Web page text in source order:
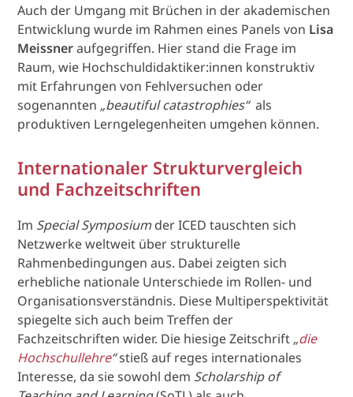
Auch der Umgang mit Brüchen in der akademischen
Entwicklung wurde im Rahmen eines Panels von Lisa
Meissneraufgegriffen. Hier stand die Frage im
Raum, wie Hochschuldidaktiker:innen konstruktiv
mit Erfahrungen von Fehlversuchen oder
sogenannten „beautiful catastrophies“als
produktiven Lerngelegenheiten umgehen können.
Internationaler Strukturvergleich
und Fachzeitschriften
Im Special Symposiumder ICED tauschten sich
Netzwerke weltweit über strukturelle
Rahmenbedingungen aus. Dabei zeigten sich
erhebliche nationale Unterschiede im Rollen- und
Organisationsverständnis. Diese Multiperspektivität
spiegelte sich auch beim Treffen der
Fachzeitschriften wider. Die hiesige Zeitschrift „die
Hochschullehre“stieß auf reges internationales
Interesse, da sie sowohl dem Scholarship of